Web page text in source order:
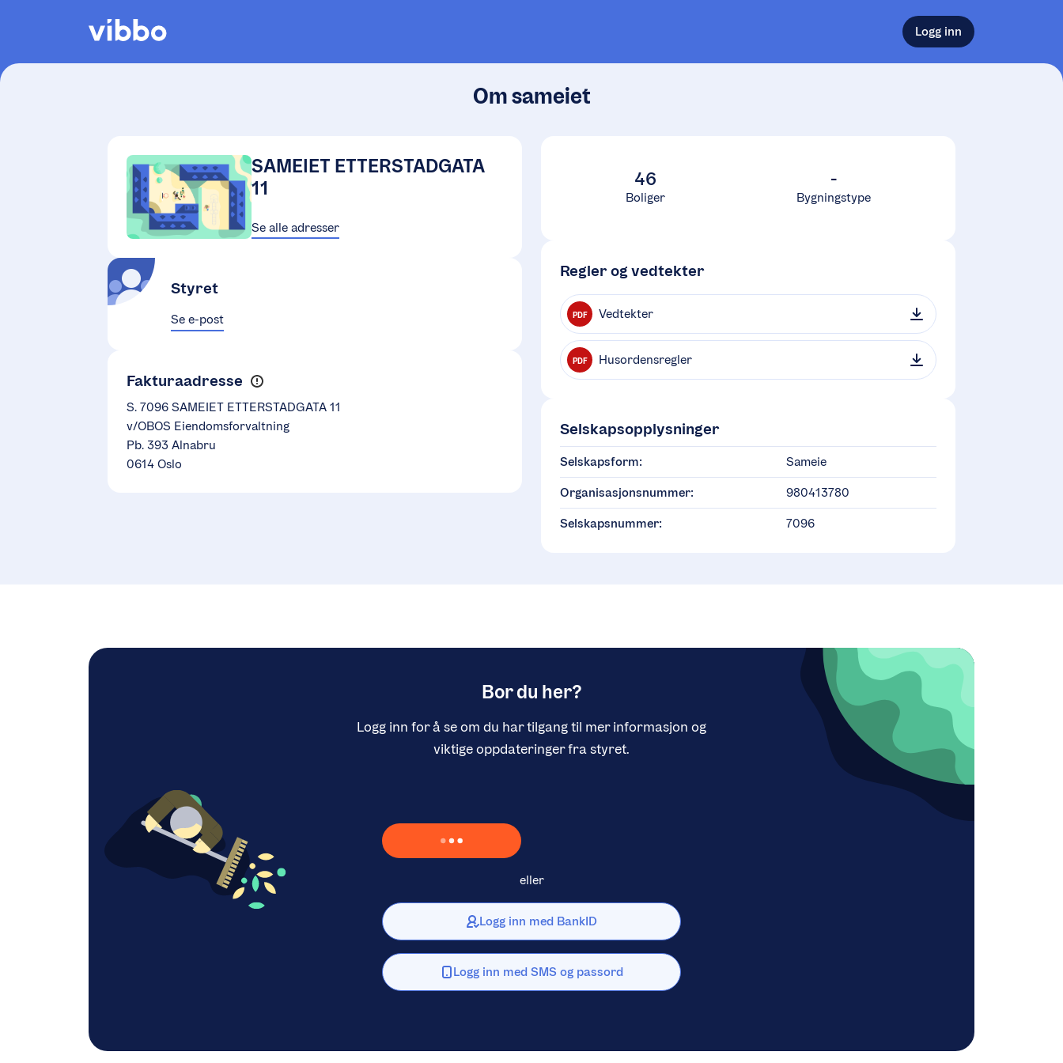
Logg inn
Om sameiet
SAMEIET ETTERSTADGATA
11
Se alle adresser
Styret
Se e-post
Fakturaadresse
S. 7096 SAMEIET ETTERSTADGATA 11
v/OBOS Eiendomsforvaltning
Pb. 393 Alnabru
0614 Oslo
46
Boliger
-
Bygningstype
Regler og vedtekter
PDF Vedtekter
PDF Husordensregler
Selskapsopplysninger
Selskapsform: Sameie
Organisasjonsnummer: 980413780
Selskapsnummer: 7096
Bor du her?
Logg inn for å se om du har tilgang til mer informasjon og
viktige oppdateringer fra styret.
Laster inn Vipps …
eller
Logg inn med BankID
Logg inn med SMS og passord